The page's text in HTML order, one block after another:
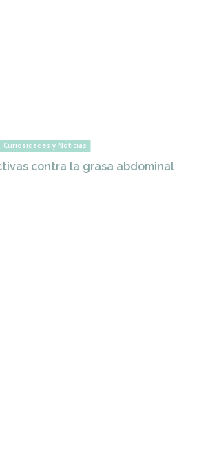
Curiosidades y Noticias
contra la grasa abdominal